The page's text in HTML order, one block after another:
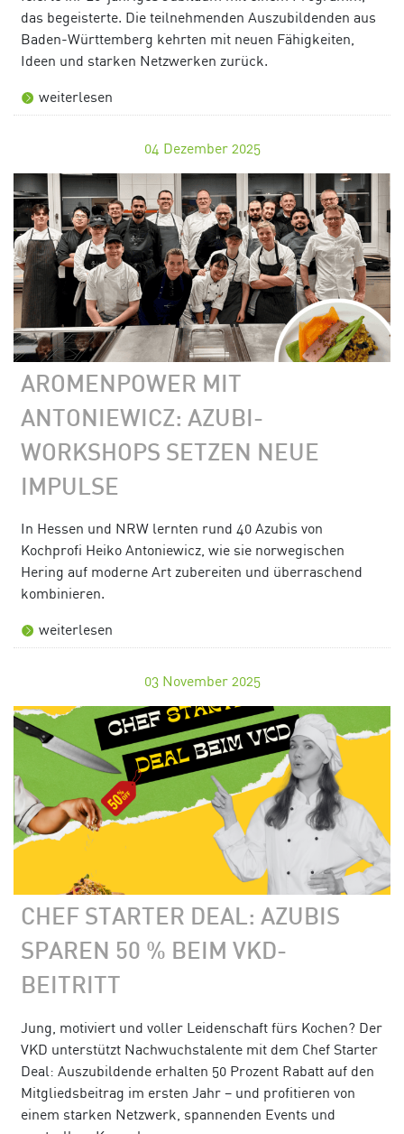
das begeisterte. Die teilnehmenden Auszubildenden aus
Baden-Württemberg kehrten mit neuen Fähigkeiten,
Ideen und starken Netzwerken zurück.
weiterlesen
04 Dezember 2025
AROMENPOWER MIT
ANTONIEWICZ: AZUBI-
WORKSHOPS SETZEN NEUE
IMPULSE
In Hessen und NRW lernten rund 40 Azubis von
Kochprofi Heiko Antoniewicz, wie sie norwegischen
Hering auf moderne Art zubereiten und überraschend
kombinieren.
weiterlesen
03 November 2025
CHEF STARTER DEAL: AZUBIS
SPAREN 50 % BEIM VKD-
BEITRITT
Jung, motiviert und voller Leidenschaft fürs Kochen? Der
VKD unterstützt Nachwuchstalente mit dem Chef Starter
Deal: Auszubildende erhalten 50 Prozent Rabatt auf den
Mitgliedsbeitrag im ersten Jahr – und profitieren von
einem starken Netzwerk, spannenden Events und